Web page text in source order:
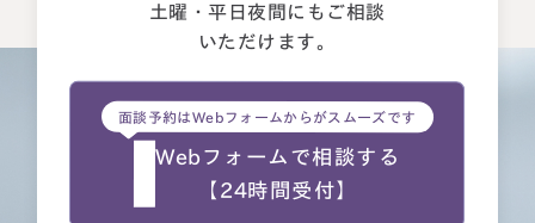
土曜・平日夜間にもご相談
いただけます。
面談予約はWebフォームからがスムーズです
Webフォームで相談する
【24時間受付】